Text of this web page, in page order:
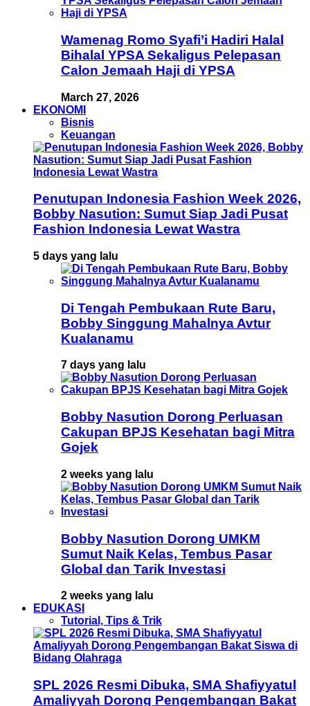
Wamenag Romo Syafi’i Hadiri Halal
Bihalal YPSA Sekaligus Pelepasan
Calon Jemaah Haji di YPSA
March 27, 2026
EKONOMI
Bisnis
Keuangan
Penutupan Indonesia Fashion Week 2026,
Bobby Nasution: Sumut Siap Jadi Pusat
Fashion Indonesia Lewat Wastra
5 days yang lalu
Di Tengah Pembukaan Rute Baru,
Bobby Singgung Mahalnya Avtur
Kualanamu
7 days yang lalu
Bobby Nasution Dorong Perluasan
Cakupan BPJS Kesehatan bagi Mitra
Gojek
2 weeks yang lalu
Bobby Nasution Dorong UMKM
Sumut Naik Kelas, Tembus Pasar
Global dan Tarik Investasi
2 weeks yang lalu
EDUKASI
Tutorial, Tips & Trik
SPL 2026 Resmi Dibuka, SMA Shafiyyatul
Amaliyyah Dorong Pengembangan Bakat